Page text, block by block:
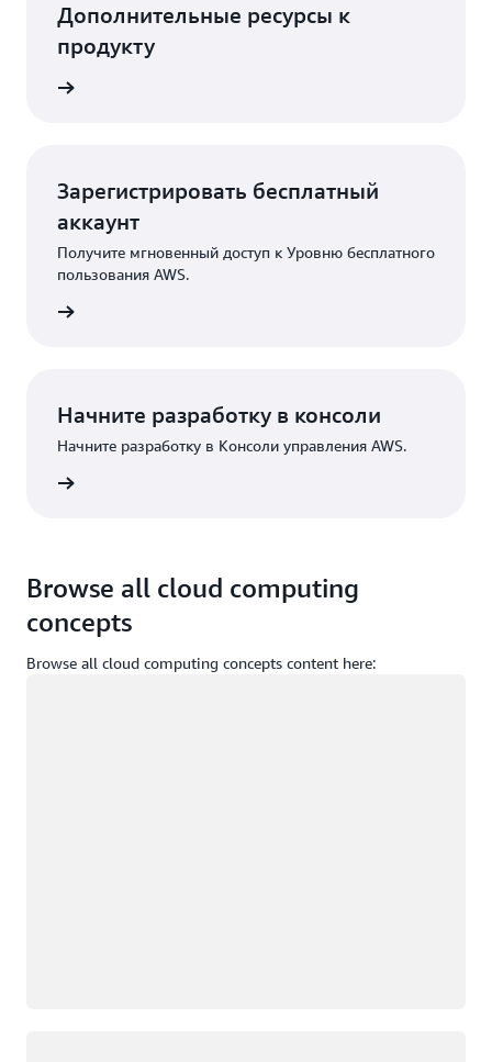
Дополнительные ресурсы к
продукту
Зарегистрировать бесплатный
аккаунт
Получите мгновенный доступ к Уровню бесплатного
пользования AWS.
Начните разработку в консоли
Начните разработку в Консоли управления AWS.
Browse all cloud computing
concepts
Browse all cloud computing concepts content here: